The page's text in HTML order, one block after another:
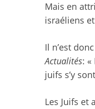
Mais en
israéliens
Il n’est
Actualités:
juifs s’y
Les Juifs et